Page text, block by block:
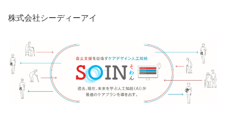
株式会社シーディーアイ